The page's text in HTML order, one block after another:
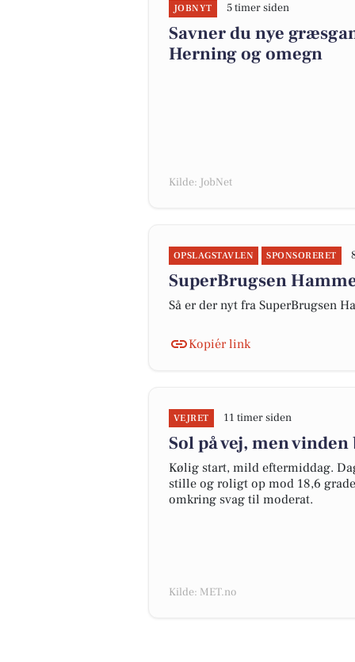
JOBNYT 5 timer siden
Savner du nye
Herning og omegn
Kilde: JobNet
OPSLAGSTAVLEN SPONSORERET
SuperBrugsen
Så er der nyt fra SuperBrugsen
Kopiér link
VEJRET 11 timer siden
Sol på vej, men
Kølig start, mild eftermiddag.
stille og roligt op mod 18,6
omkring svag til moderat.
Kilde: MET.no